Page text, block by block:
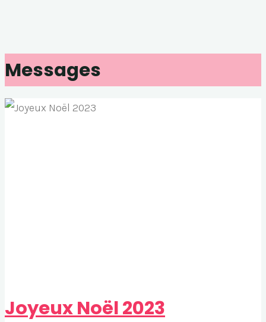
Messages
Joyeux Noël 2023